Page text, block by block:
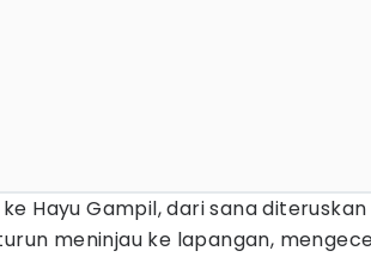
Hayu Gampil, dari sana diteruskan
meninjau ke lapangan,